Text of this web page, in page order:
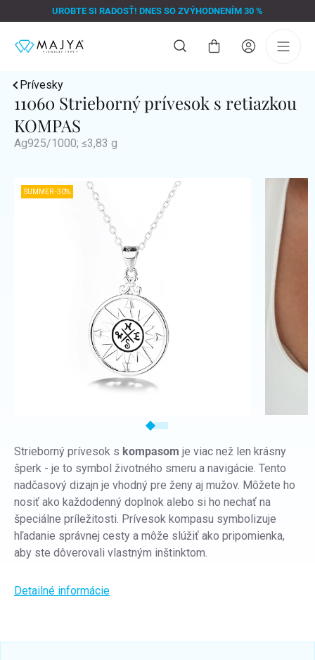
na
UROBTE SI RADOSŤ! DNES SO ZVÝHODNENÍM 30 %
Nákupný
Prívesky
11060 Strieborný prívesok s retiazkou
KOMPAS
Ag925/1000; ≤3,83 g
SUMMER -30%
Strieborný prívesok s kompasom je viac než len krásny
šperk - je to symbol životného smeru a navigácie. Tento
nadčasový dizajn je vhodný pre ženy aj mužov. Môžete ho
nosiť ako každodenný doplnok alebo si ho nechať na
špeciálne príležitosti. Prívesok kompasu symbolizuje
hľadanie správnej cesty a môže slúžiť ako pripomienka,
aby ste dôverovali vlastným inštinktom.
Detailné informácie